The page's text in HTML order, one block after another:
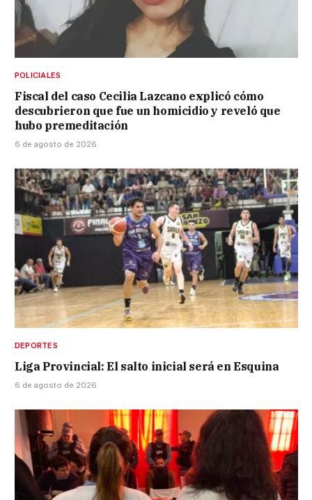
POLICIALES
Fiscal del caso Cecilia Lazcano explicó cómo
descubrieron que fue un homicidio y reveló que
hubo premeditación
6 de agosto de 2026
DEPORTES
Liga Provincial: El salto inicial será en Esquina
6 de agosto de 2026